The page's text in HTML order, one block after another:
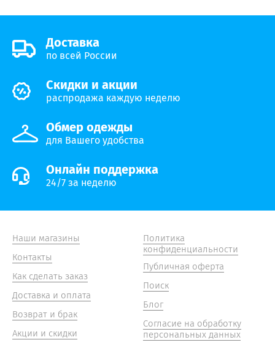
Доставка
по всей России
Скидки и акции
распродажа каждую неделю
Обмер одежды
для Вашего удобства
Онлайн поддержка
24/7 за неделю
Наши магазины
Контакты
Как сделать заказ
Доставка и оплата
Возврат и брак
Акции и скидки
Политика
конфиденциальности
Публичная оферта
Поиск
Блог
Согласие на обработку
персональных данных